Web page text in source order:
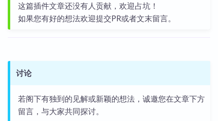
这篇插件文章还没有人贡献，欢迎占坑！
如果您有好的想法欢迎提交PR或者文末留言。
讨论
若阁下有独到的见解或新颖的想法，诚邀您在文章下方
留言，与大家共同探讨。